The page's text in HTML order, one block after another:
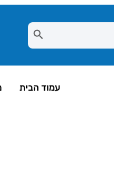
עמוד הבית